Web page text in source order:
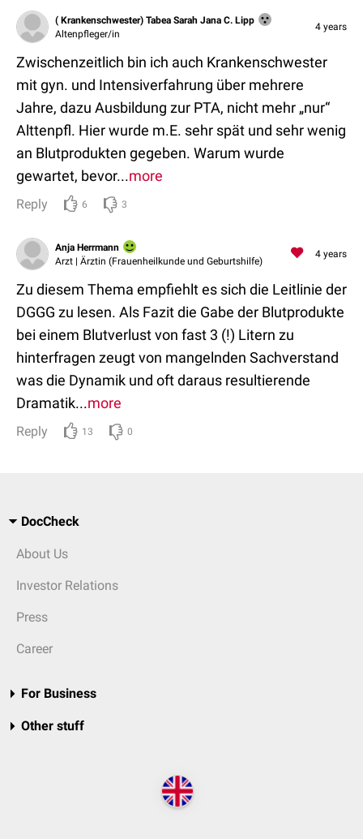
( Krankenschwester) Tabea Sarah Jana C. Lipp
Altenpfleger/in
4 years
Zwischenzeitlich bin ich auch Krankenschwester
mit gyn. und Intensiverfahrung über mehrere
Jahre, dazu Ausbildung zur PTA, nicht mehr „nur“
Alttenpfl. Hier wurde m.E. sehr spät und sehr wenig
an Blutprodukten gegeben. Warum wurde
gewartet, bevor...more
Reply 6 3
Anja Herrmann
Arzt | Ärztin (Frauenheilkunde und Geburtshilfe)
4 years
Zu diesem Thema empfiehlt es sich die Leitlinie der
DGGG zu lesen. Als Fazit die Gabe der Blutprodukte
bei einem Blutverlust von fast 3 (!) Litern zu
hinterfragen zeugt von mangelnden Sachverstand
was die Dynamik und oft daraus resultierende
Dramatik...more
Reply 13 0
DocCheck
About Us
Investor Relations
Press
Career
For Business
Other stuff